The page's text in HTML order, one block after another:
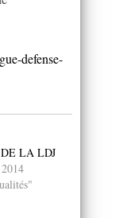
defense-
LA LDJ